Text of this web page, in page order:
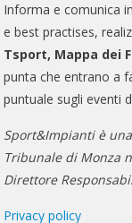
Informa e comunica
e best practises,
Tsport, Mappa dei
punta che entrano a
puntuale sugli eventi
Sport&Impianti è
Tribunale di Monza
Direttore
Privacy policy